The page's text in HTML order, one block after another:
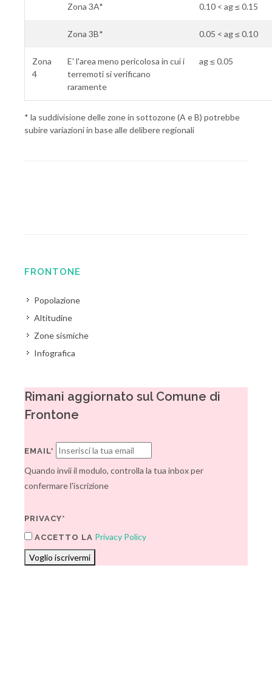
Zona 3A* 0.10 < ag ≤ 0.15
Zona 3B* 0.05 < ag ≤ 0.10
Zona
4
E' l'area meno pericolosa in cui i
terremoti si verificano
raramente
ag ≤ 0.05
* la suddivisione delle zone in sottozone (A e B) potrebbe
subire variazioni in base alle delibere regionali
FRONTONE
Popolazione
Altitudine
Zone sismiche
Infografica
Rimani aggiornato sul Comune di
Frontone
EMAIL*
Quando invii il modulo, controlla la tua inbox per
confermare l'iscrizione
PRIVACY*
ACCETTO LA Privacy Policy
Voglio iscrivermi